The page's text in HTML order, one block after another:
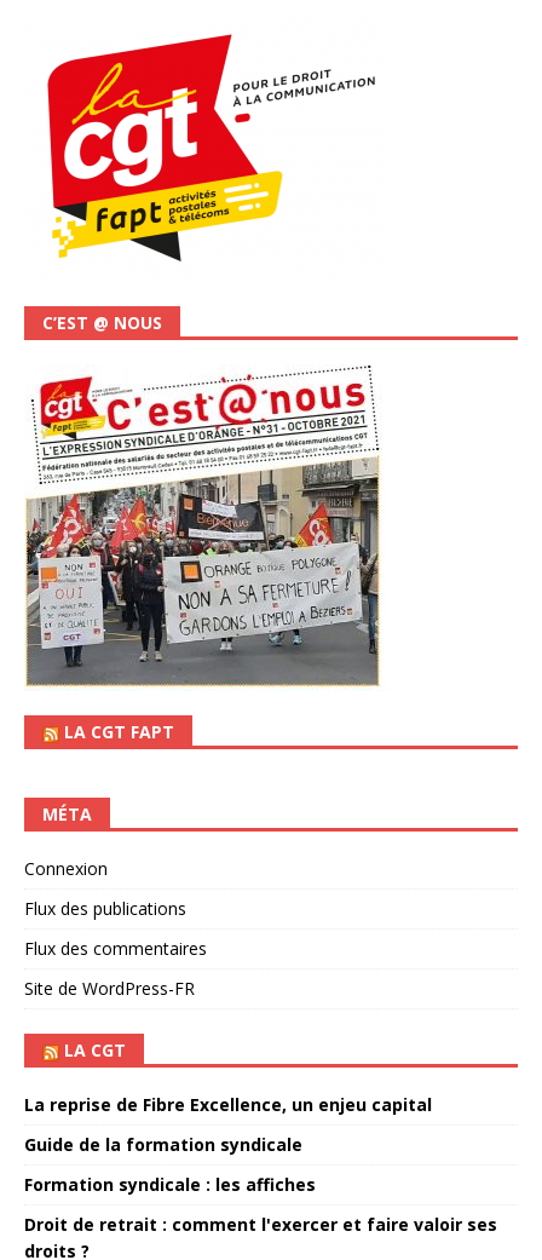
C’EST @ NOUS
LA CGT FAPT
MÉTA
Connexion
Flux des publications
Flux des commentaires
Site de WordPress-FR
LA CGT
La reprise de Fibre Excellence, un enjeu capital
Guide de la formation syndicale
Formation syndicale : les affiches
Droit de retrait : comment l'exercer et faire valoir ses
droits ?